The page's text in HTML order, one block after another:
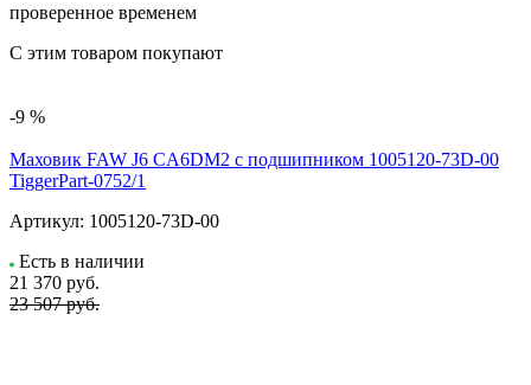
проверенное временем
С этим товаром покупают
-9 %
Маховик FAW J6 CA6DM2 с подшипником 1005120-73D-00
TiggerPart-0752/1
Артикул: 1005120-73D-00
Есть в наличии
21 370 руб.
23 507 руб.